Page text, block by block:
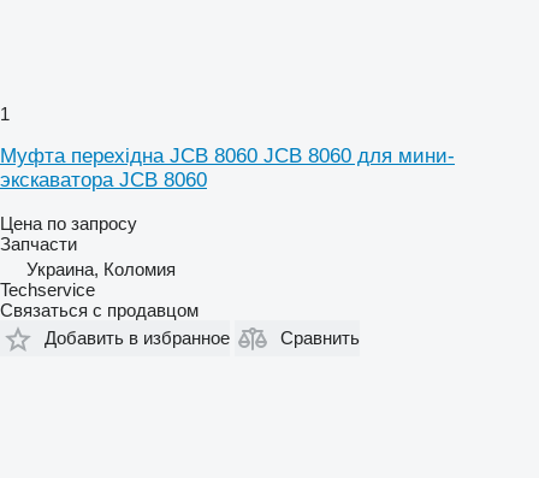
1
Муфта перехідна JCB 8060 JCB 8060 для мини-
экскаватора JCB 8060
Цена по запросу
Запчасти
Украина, Коломия
Techservice
Связаться с продавцом
Добавить в избранное
Сравнить